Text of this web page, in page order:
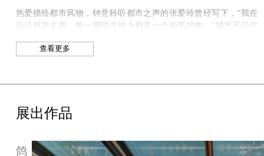
热爱描绘都市风物，钟意聆听都市之声的张爱玲曾经写下， “我在
街沿急急走着，每一脚踏在地上都是一个响亮的吻。 ” 城市不仅仅
器，是历史故事发生的在地舞台；而我们漫步城市街头，怀着好奇
何在街道场所、城市社会中响亮发声，由此也构成了“燃冉”计划向
“燃冉”与Salomon
的感官认知。这三大板块不仅串联起整个上海新天地区域的内部与
查看更多
展出作品
刘
帅
鸽